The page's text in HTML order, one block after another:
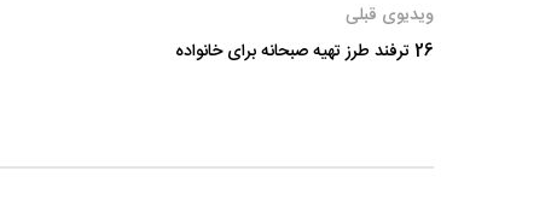
ویدیوی قبلی
26 ترفند طرز تهیه صبحانه برای خانواده